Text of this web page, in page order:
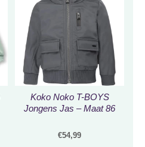
Koko Noko T-BOYS
Jongens Jas – Maat 86
€54,99